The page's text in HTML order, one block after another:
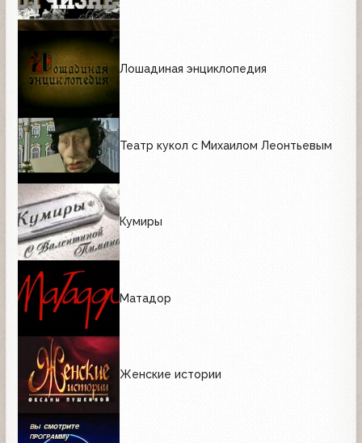
Лошадиная энциклопедия
Театр кукол c Михаилом Леонтьевым
Кумиры
Матадор
Женские истории